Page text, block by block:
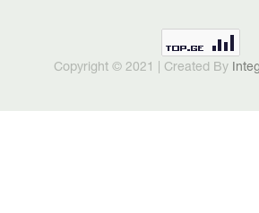
Copyright © 2021 | Created By